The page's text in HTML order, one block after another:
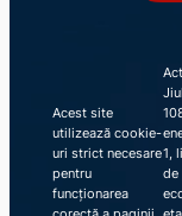
Acest site
utilizează cookie-
uri strict necesare
pentru
funcționarea
1,
de